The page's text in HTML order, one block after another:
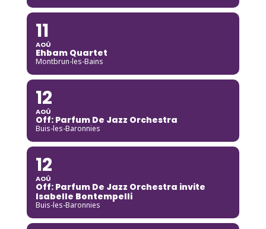
11
AOÛ
Ehbam Quartet
Montbrun-les-Bains
12
AOÛ
Off: Parfum De Jazz Orchestra
Buis-les-Baronnies
12
AOÛ
Off: Parfum De Jazz Orchestra invite
Isabelle Bontempelli
Buis-les-Baronnies